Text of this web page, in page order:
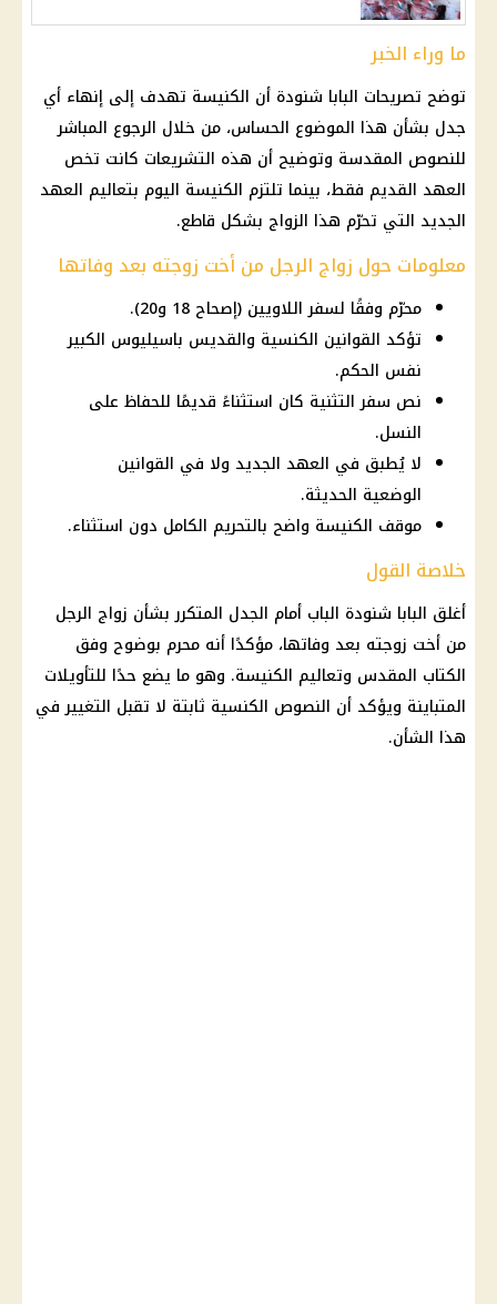
ما وراء الخبر
توضح تصريحات البابا شنودة أن الكنيسة تهدف إلى إنهاء أي
جدل بشأن هذا الموضوع الحساس، من خلال الرجوع المباشر
للنصوص المقدسة وتوضيح أن هذه التشريعات كانت تخص
العهد القديم فقط، بينما تلتزم الكنيسة اليوم بتعاليم العهد
الجديد التي تحرّم هذا الزواج بشكل قاطع.
معلومات حول زواج الرجل من أخت زوجته بعد وفاتها
محرّم وفقًا لسفر اللاويين (إصحاح 18 و20).
تؤكد القوانين الكنسية والقديس باسيليوس الكبير
نفس الحكم.
نص سفر التثنية كان استثناءً قديمًا للحفاظ على
النسل.
لا يُطبق في العهد الجديد ولا في القوانين
الوضعية الحديثة.
موقف الكنيسة واضح بالتحريم الكامل دون استثناء.
خلاصة القول
أغلق البابا شنودة الباب أمام الجدل المتكرر بشأن زواج الرجل
من أخت زوجته بعد وفاتها، مؤكدًا أنه محرم بوضوح وفق
الكتاب المقدس وتعاليم الكنيسة. وهو ما يضع حدًا للتأويلات
المتباينة ويؤكد أن النصوص الكنسية ثابتة لا تقبل التغيير في
هذا الشأن.